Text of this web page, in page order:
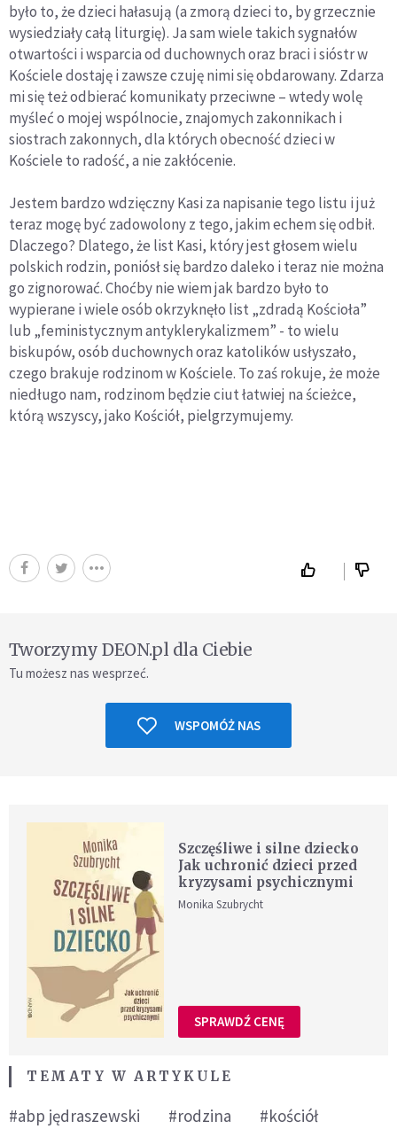
było to, że dzieci hałasują (a zmorą dzieci to, by grzecznie
wysiedziały całą liturgię). Ja sam wiele takich sygnałów
otwartości i wsparcia od duchownych oraz braci i sióstr w
Kościele dostaję i zawsze czuję nimi się obdarowany. Zdarza
mi się też odbierać komunikaty przeciwne – wtedy wolę
myśleć o mojej wspólnocie, znajomych zakonnikach i
siostrach zakonnych, dla których obecność dzieci w
Kościele to radość, a nie zakłócenie.
Jestem bardzo wdzięczny Kasi za napisanie tego listu i już
teraz mogę być zadowolony z tego, jakim echem się odbił.
Dlaczego? Dlatego, że list Kasi, który jest głosem wielu
polskich rodzin, poniósł się bardzo daleko i teraz nie można
go zignorować. Choćby nie wiem jak bardzo było to
wypierane i wiele osób okrzyknęło list „zdradą Kościoła”
lub „feministycznym antyklerykalizmem” - to wielu
biskupów, osób duchownych oraz katolików usłyszało,
czego brakuje rodzinom w Kościele. To zaś rokuje, że może
niedługo nam, rodzinom będzie ciut łatwiej na ścieżce,
którą wszyscy, jako Kościół, pielgrzymujemy.
Tworzymy DEON.pl dla Ciebie
Tu możesz nas wesprzeć.
WSPOMÓŻ NAS
Szczęśliwe i silne dziecko
Jak uchronić dzieci przed
kryzysami psychicznymi
Monika Szubrycht
SPRAWDŹ CENĘ
TEMATY W ARTYKULE
#abp jędraszewski #rodzina #kościół